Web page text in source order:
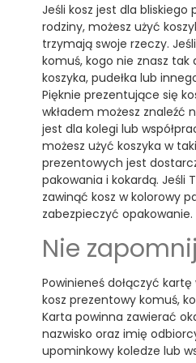
Jeśli kosz jest dla bliskiego
rodziny, możesz użyć
trzymają swoje rzeczy.
komuś, kogo nie znasz tak
koszyka, pudełka lub
Pięknie prezentujące się
wkładem możesz znaleźć
jest dla kolegi lub
możesz użyć koszyka w
prezentowych jest
pakowania i kokardą. Jeśli
zawinąć kosz w kolorowy
zabezpieczyć opakowanie.
Nie
Powinieneś dołączyć
kosz prezentowy komuś,
Karta powinna zawierać
nazwisko oraz imię
upominkowy koledze lub